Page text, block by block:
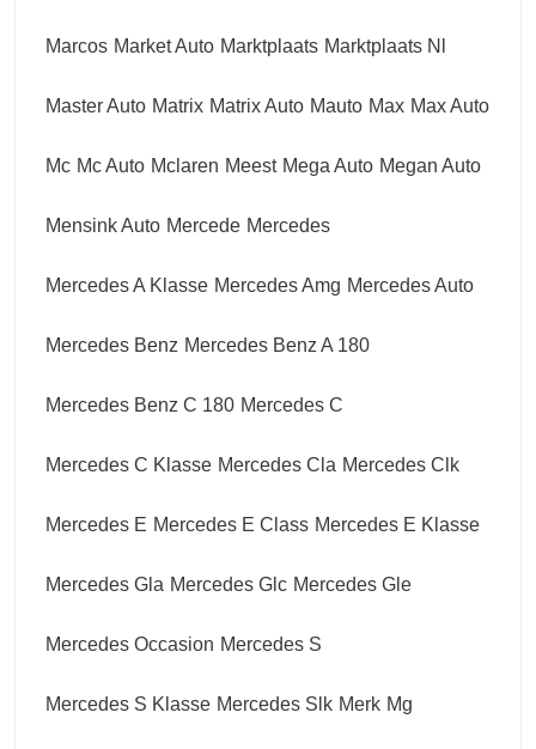
Marcos Market Auto Marktplaats Marktplaats Nl
Master Auto Matrix Matrix Auto Mauto Max Max Auto
Mc Mc Auto Mclaren Meest Mega Auto Megan Auto
Mensink Auto Mercede Mercedes
Mercedes A Klasse Mercedes Amg Mercedes Auto
Mercedes Benz Mercedes Benz A 180
Mercedes Benz C 180 Mercedes C
Mercedes C Klasse Mercedes Cla Mercedes Clk
Mercedes E Mercedes E Class Mercedes E Klasse
Mercedes Gla Mercedes Glc Mercedes Gle
Mercedes Occasion Mercedes S
Mercedes S Klasse Mercedes Slk Merk Mg